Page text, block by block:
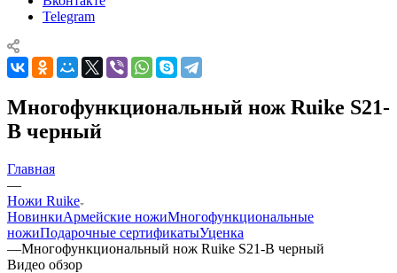
Telegram
Многофункциональный нож Ruike S21-
B черный
Главная
—
Ножи Ruike
НовинкиАрмейские ножиМногофункциональные
ножиПодарочные сертификатыУценка
—Многофункциональный нож Ruike S21-B черный
Видео обзор